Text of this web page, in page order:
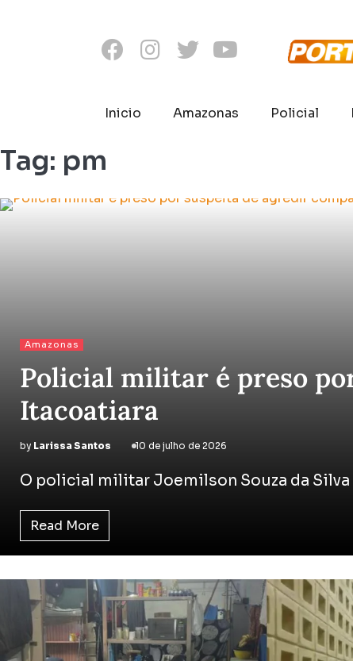
Inicio Amazonas Policial
Tag: pm
Amazonas
Policial militar é preso
Itacoatiara
by Larissa Santos 10 de julho de 2026
O policial militar Joemilson Souza da
Read More